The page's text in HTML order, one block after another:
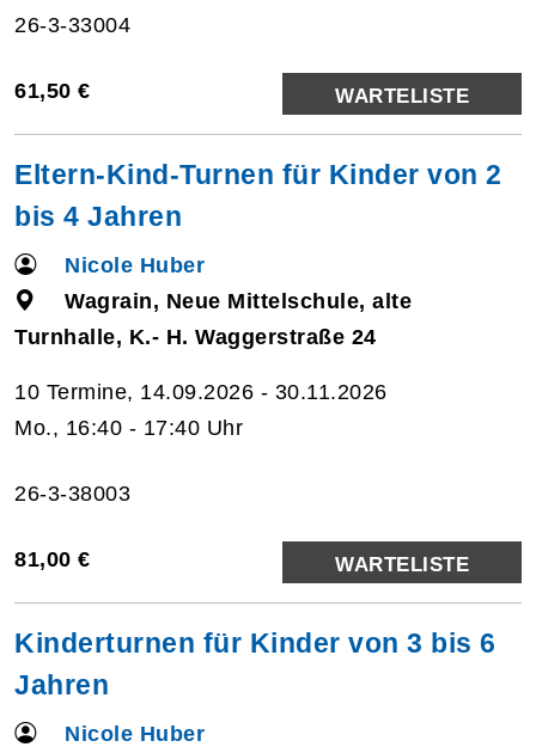
26-3-33004
61,50 € WARTELISTE
Eltern-Kind-Turnen für Kinder von 2
bis 4 Jahren
Nicole Huber
Wagrain, Neue Mittelschule, alte
Turnhalle, K.- H. Waggerstraße 24
10 Termine, 14.09.2026 - 30.11.2026
Mo., 16:40 - 17:40 Uhr
26-3-38003
81,00 € WARTELISTE
Kinderturnen für Kinder von 3 bis 6
Jahren
Nicole Huber